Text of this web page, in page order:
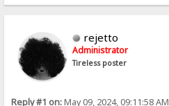
rejetto
Administrator
Tireless poster
Reply #1 on:May 09, 2024, 09:11:58 AM